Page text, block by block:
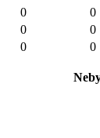
0 0
0 0
0 0